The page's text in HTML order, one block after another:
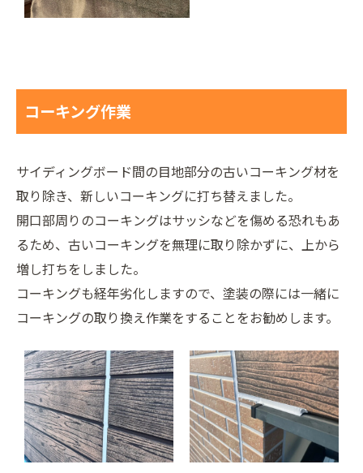
コーキング作業
サイディングボード間の目地部分の古いコーキング材を
取り除き、新しいコーキングに打ち替えました。
開口部周りのコーキングはサッシなどを傷める恐れもあ
るため、古いコーキングを無理に取り除かずに、上から
増し打ちをしました。
コーキングも経年劣化しますので、塗装の際には一緒に
コーキングの取り換え作業をすることをお勧めします。